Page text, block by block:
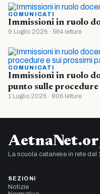
COMUNICATI
Immissioni in ruolo
9 Luglio 2026 · 564 letture
COMUNICATI
Immissioni in ruolo
punto sulle procedure
1 Luglio 2026 · 806 letture
La scuola catanese in rete dal
SEZIONI
Notizie